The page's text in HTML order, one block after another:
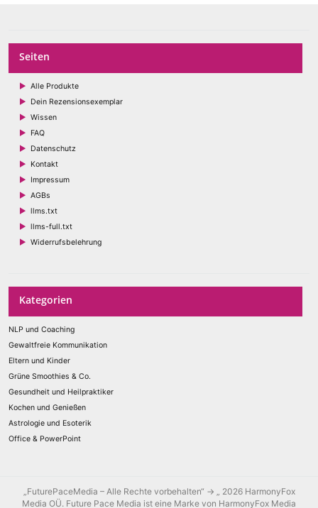
Seiten
Alle Produkte
Dein Rezensionsexemplar
Wissen
FAQ
Datenschutz
Kontakt
Impressum
AGBs
llms.txt
llms-full.txt
Widerrufsbelehrung
Kategorien
NLP und Coaching
Gewaltfreie Kommunikation
Eltern und Kinder
Grüne Smoothies & Co.
Gesundheit und Heilpraktiker
Kochen und Genießen
Astrologie und Esoterik
Office & PowerPoint
„FuturePaceMedia – Alle Rechte vorbehalten“ → „ 2026 HarmonyFox
Media OÜ. Future Pace Media ist eine Marke von HarmonyFox Media